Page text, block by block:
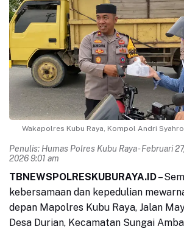
Wakapolres Kubu Raya, Kompol Andri
Penulis: Humas Polres Kubu Raya- Februari
2026 9:01 am
TBNEWSPOLRESKUBURAYA.ID–
kebersamaan dan kepedulian
depan Mapolres Kubu Raya, Jalan
Desa Durian, Kecamatan Sungai